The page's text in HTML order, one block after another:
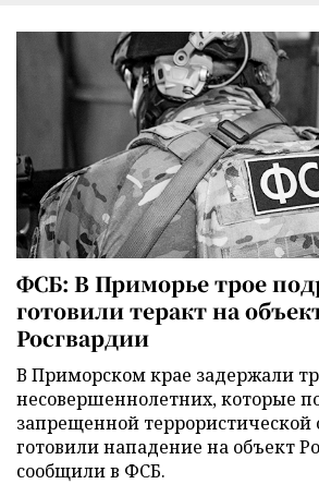
ФСБ: В Приморье трое
готовили теракт на
Росгвардии
В Приморском крае задержали
несовершеннолетних, которые
запрещенной террористической
готовили нападение на объект
сообщили в ФСБ.